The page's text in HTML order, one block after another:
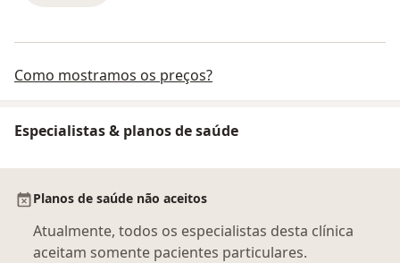
Como mostramos os preços?
Especialistas & planos de saúde
Planos de saúde não aceitos
Atualmente, todos os especialistas desta clínica
aceitam somente pacientes particulares.